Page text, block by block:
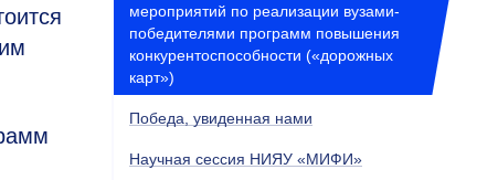
мероприятий по реализации вузами-
победителями программ повышения
конкурентоспособности («дорожных
карт»)
Победа, увиденная нами
Научная сессия НИЯУ «МИФИ»